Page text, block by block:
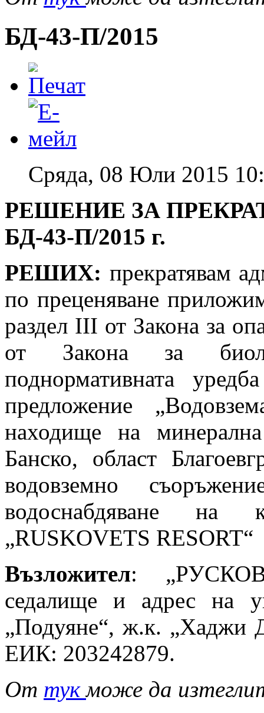
БД-43-П/2015
Сряда, 08 Юли 2015
РЕШЕНИЕ ЗА
БД-43-П/2015 г.
РЕШИХ: прекратявам
по преценяване
раздел ІІІ от Закона за
от Закона за
поднормативната
предложение
находище на
Банско, област
водовземно
водоснабдяване на
„RUSKOVETS RESORT“
Възложител:
седалище и адрес на
„Подуяне“, ж.к.
ЕИК: 203242879.
От тукможе да